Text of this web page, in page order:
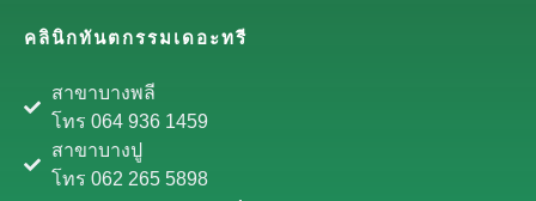
คลินิกทันตกรรมเดอะทรี
สาขาบางพลี
โทร 064 936 1459
สาขาบางปู
โทร 062 265 5898